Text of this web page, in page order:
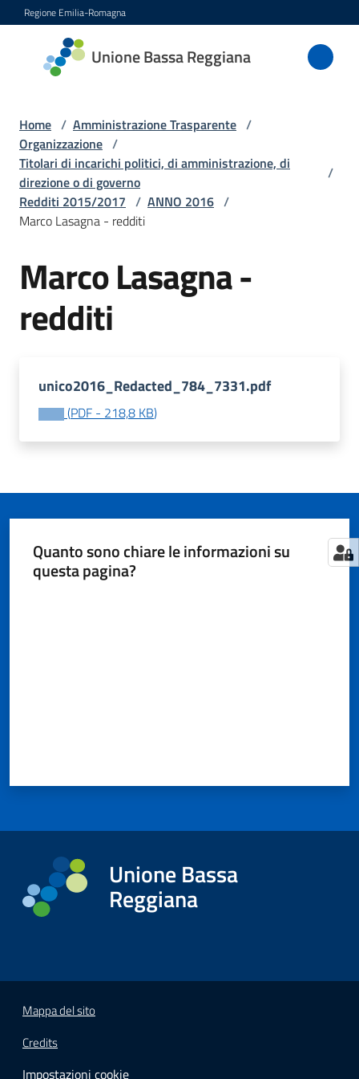
Vai al contenuto
Vai alla navigazione
Vai al footer
Regione Emilia-Romagna
Unione Bassa Reggiana
Unione
Bassa
Amministrazione
Menu selezionato
Novità
Servizi
l'Unione
Tutti
gli
Home / Amministrazione Trasparente /
Organizzazione /
Titolari di incarichi politici, di amministrazione, di
direzione o di governo
/
Redditi 2015/2017 / ANNO 2016 /
Marco Lasagna - redditi
Marco Lasagna -
redditi
unico2016_Redacted_784_7331.pdf
(PDF - 218,8 KB)
Quanto sono chiare le informazioni su
questa pagina?
Unione Bassa
Reggiana
Mappa del sito
Credits
Impostazioni cookie